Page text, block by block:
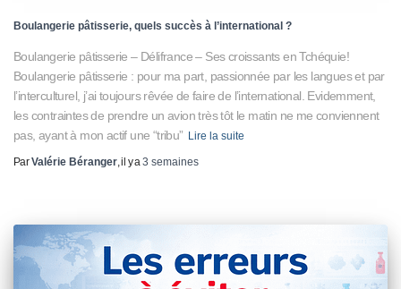
Boulangerie pâtisserie, quels succès à l’international ?
Boulangerie pâtisserie – Délifrance – Ses croissants en Tchéquie!
Boulangerie pâtisserie : pour ma part, passionnée par les langues et par
l’interculturel, j’ai toujours rêvée de faire de l’international. Evidemment,
les contraintes de prendre un avion très tôt le matin ne me conviennent
pas, ayant à mon actif une “tribu” Lire la suite
ParValérie Béranger, il y a3 semaines